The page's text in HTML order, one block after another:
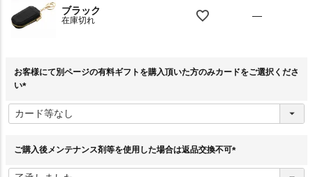
ブラック
在庫切れ —
お客様にて別ページの有料ギフトを購入頂いた方のみカードをご選択くださ
い
必
須
ご購入後メンテナンス剤等を使用した場合は返品交換不可